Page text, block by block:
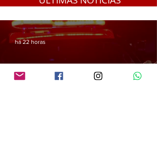
há 22 horas